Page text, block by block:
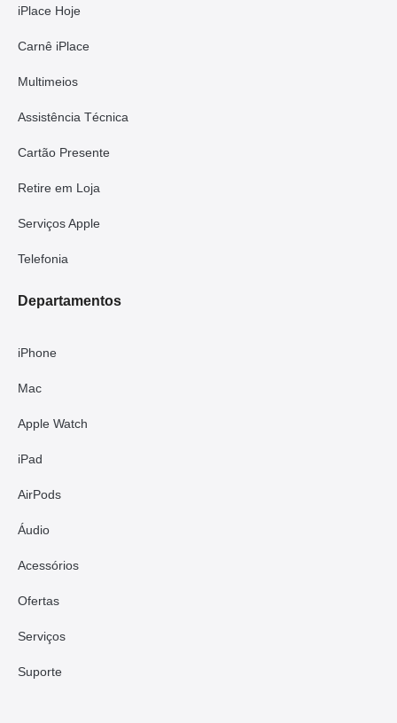
iPlace Hoje
Carnê iPlace
Multimeios
Assistência Técnica
Cartão Presente
Retire em Loja
Serviços Apple
Telefonia
Departamentos
iPhone
Mac
Apple Watch
iPad
AirPods
Áudio
Acessórios
Ofertas
Serviços
Suporte